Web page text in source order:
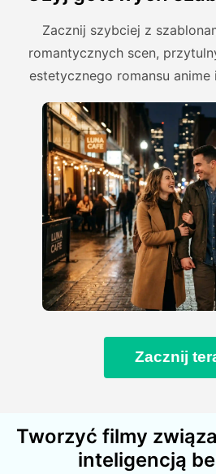
Zacznij szybciej z
romantycznych scen,
estetycznego romansu anime
Zacznij
Tworzyć filmy
inteligencją